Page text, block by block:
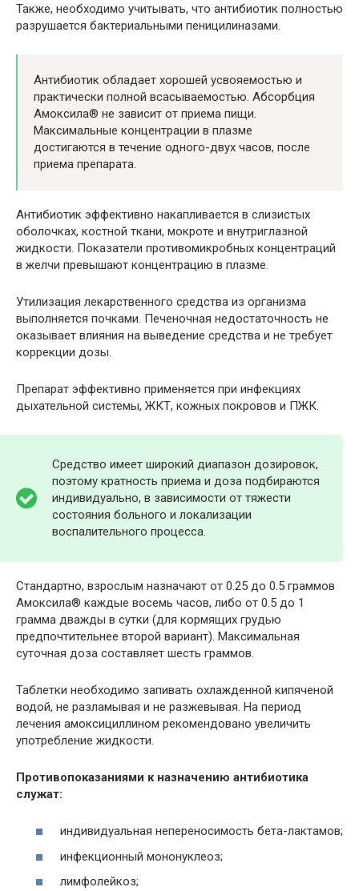
Также, необходимо учитывать, что антибиотик полностью
разрушается бактериальными пеницилиназами.
Антибиотик обладает хорошей усвояемостью и
практически полной всасываемостью. Абсорбция
Амоксила® не зависит от приема пищи.
Максимальные концентрации в плазме
достигаются в течение одного-двух часов, после
приема препарата.
Антибиотик эффективно накапливается в слизистых
оболочках, костной ткани, мокроте и внутриглазной
жидкости. Показатели противомикробных концентраций
в желчи превышают концентрацию в плазме.
Утилизация лекарственного средства из организма
выполняется почками. Печеночная недостаточность не
оказывает влияния на выведение средства и не требует
коррекции дозы.
Препарат эффективно применяется при инфекциях
дыхательной системы, ЖКТ, кожных покровов и ПЖК.
Средство имеет широкий диапазон дозировок,
поэтому кратность приема и доза подбираются
индивидуально, в зависимости от тяжести
состояния больного и локализации
воспалительного процесса.
Стандартно, взрослым назначают от 0.25 до 0.5 граммов
Амоксила® каждые восемь часов, либо от 0.5 до 1
грамма дважды в сутки (для кормящих грудью
предпочтительнее второй вариант). Максимальная
суточная доза составляет шесть граммов.
Таблетки необходимо запивать охлажденной кипяченой
водой, не разламывая и не разжевывая. На период
лечения амоксициллином рекомендовано увеличить
употребление жидкости.
Противопоказаниями к назначению антибиотика
служат:
индивидуальная непереносимость бета-лактамов;
инфекционный мононуклеоз;
лимфолейкоз;